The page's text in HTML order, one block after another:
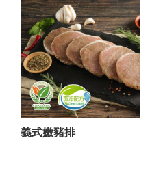
義式嫩豬排